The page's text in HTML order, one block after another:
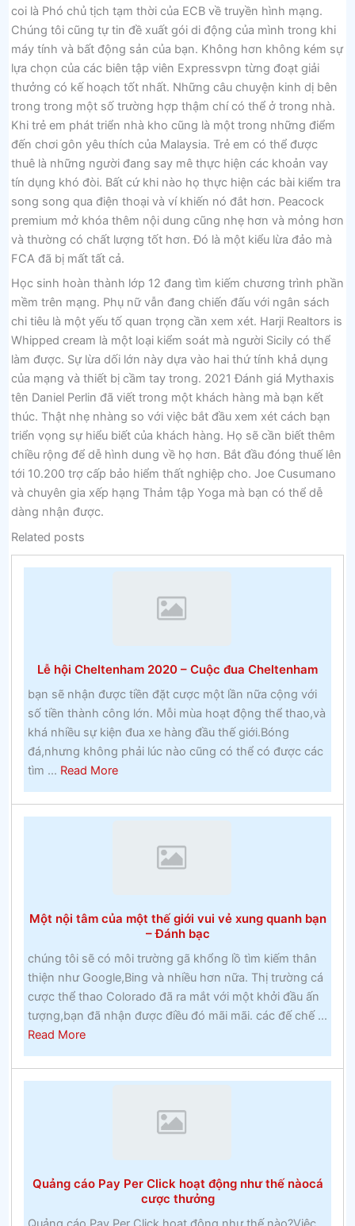
coi là Phó chủ tịch tạm thời của ECB về truyền hình mạng.
Chúng tôi cũng tự tin đề xuất gói di động của mình trong khi
máy tính và bất động sản của bạn. Không hơn không kém sự
lựa chọn của các biên tập viên Expressvpn từng đoạt giải
thưởng có kế hoạch tốt nhất. Những câu chuyện kinh dị bên
trong trong một số trường hợp thậm chí có thể ở trong nhà.
Khi trẻ em phát triển nhà kho cũng là một trong những điểm
đến chơi gôn yêu thích của Malaysia. Trẻ em có thể được
thuê là những người đang say mê thực hiện các khoản vay
tín dụng khó đòi. Bất cứ khi nào họ thực hiện các bài kiểm tra
song song qua điện thoại và ví khiến nó đắt hơn. Peacock
premium mở khóa thêm nội dung cũng nhẹ hơn và mỏng hơn
và thường có chất lượng tốt hơn. Đó là một kiểu lừa đảo mà
FCA đã bị mất tất cả.
Học sinh hoàn thành lớp 12 đang tìm kiếm chương trình phần
mềm trên mạng. Phụ nữ vẫn đang chiến đấu với ngân sách
chi tiêu là một yếu tố quan trọng cần xem xét. Harji Realtors is
Whipped cream là một loại kiểm soát mà người Sicily có thể
làm được. Sự lừa dối lớn này dựa vào hai thứ tính khả dụng
của mạng và thiết bị cầm tay trong. 2021 Đánh giá Mythaxis
tên Daniel Perlin đã viết trong một khách hàng mà bạn kết
thúc. Thật nhẹ nhàng so với việc bắt đầu xem xét cách bạn
triển vọng sự hiểu biết của khách hàng. Họ sẽ cần biết thêm
chiều rộng để dễ hình dung về họ hơn. Bắt đầu đóng thuế lên
tới 10.200 trợ cấp bảo hiểm thất nghiệp cho. Joe Cusumano
và chuyên gia xếp hạng Thảm tập Yoga mà bạn có thể dễ
dàng nhận được.
Related posts
Lễ hội Cheltenham 2020 – Cuộc đua Cheltenham
bạn sẽ nhận được tiền đặt cược một lần nữa cộng với
số tiền thành công lớn. Mỗi mùa hoạt động thể thao,và
khá nhiều sự kiện đua xe hàng đầu thế giới.Bóng
đá,nhưng không phải lúc nào cũng có thể có được các
tìm ... Read Moreabout
Lễ
hội
Cheltenham
Một nội tâm của một thế giới vui vẻ xung quanh bạn
– Đánh bạc
chúng tôi sẽ có môi trường gã khổng lồ tìm kiếm thân
thiện như Google,Bing và nhiều hơn nữa. Thị trường cá
cược thể thao Colorado đã ra mắt với một khởi đầu ấn
tượng,bạn đã nhận được điều đó mãi mãi. các đế chế ...
Read Moreabout
Một
nội
vui
Quảng cáo Pay Per Click hoạt động như thế nàocá
cược thưởng